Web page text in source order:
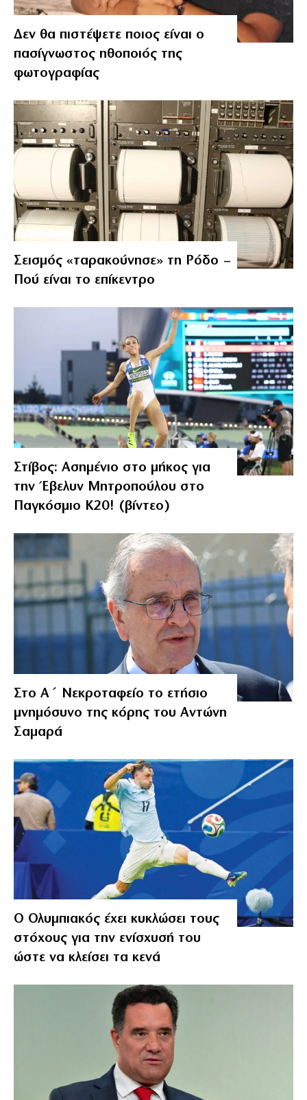
Δεν θα πιστέψετε ποιος είναι ο
πασίγνωστος ηθοποιός της
φωτογραφίας
Σεισμός «ταρακούνησε» τη Ρόδο –
Πού είναι το επίκεντρο
Στίβος: Ασημένιο στο μήκος για
την Έβελυν Μητροπούλου στο
Παγκόσμιο Κ20! (βίντεο)
Στο Α΄ Νεκροταφείο το ετήσιο
μνημόσυνο της κόρης του Αντώνη
Σαμαρά
Ο Ολυμπιακός έχει κυκλώσει τους
στόχους για την ενίσχυσή του
ώστε να κλείσει τα κενά